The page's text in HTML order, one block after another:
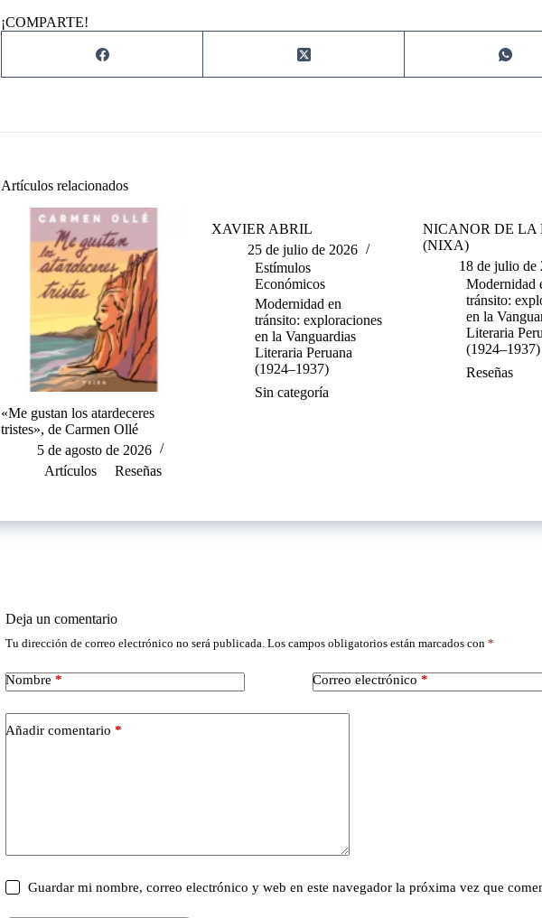
¡COMPARTE!
Artículos relacionados
«Me gustan los atardeceres
tristes», de Carmen Ollé
5 de agosto de 2026
Artículos
Reseñas
XAVIER ABRIL
25 de julio de 2026
Estímulos
Económicos
Modernidad en
tránsito: exploraciones
en la Vanguardias
Literaria Peruana
(1924–1937)
Sin categoría
NICANOR DE LA
(NIXA)
18 de julio de
Modernidad
tránsito:
en la
Literaria
(1924–1937)
Reseñas
Deja un comentario
Tu dirección de correo electrónico no será publicada. Los campos obligatorios están marcados con *
Nombre * Correo electrónico *
Añadir comentario *
Guardar mi nombre, correo electrónico y web en este navegador la próxima vez que